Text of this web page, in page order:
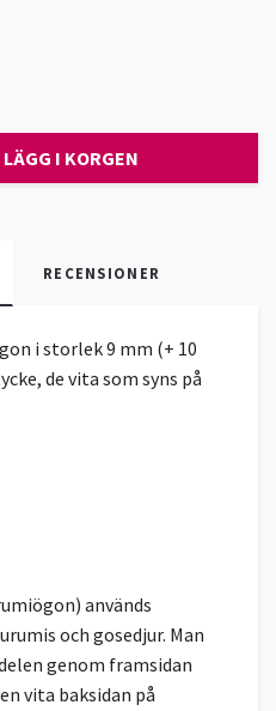
LÄGG I KORGEN
RECENSIONER
i storlek 9 mm (+ 10
de vita som syns på
används
och gosedjur. Man
genom framsidan
vita baksidan på